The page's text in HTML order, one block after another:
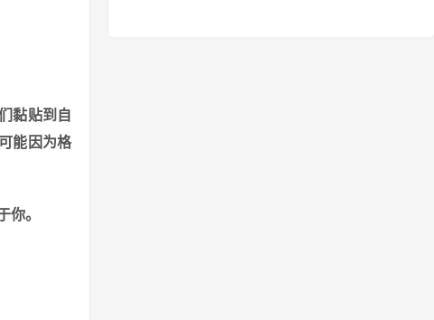
黏贴到自
能因为格
你。